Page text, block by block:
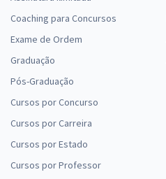
Coaching para Concursos
Exame de Ordem
Graduação
Pós-Graduação
Cursos por Concurso
Cursos por Carreira
Cursos por Estado
Cursos por Professor